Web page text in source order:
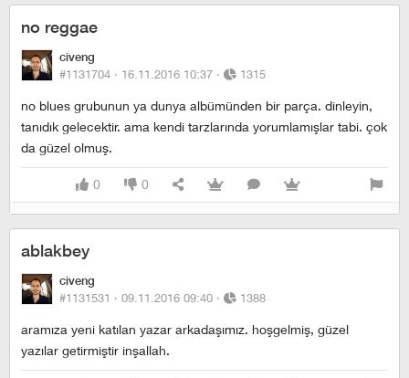
no reggae
civeng
#1131704 · 16.11.2016 10:37 · 1315
no blues grubunun ya dunya albümünden bir parça. dinleyin,
tanıdık gelecektir. ama kendi tarzlarında yorumlamışlar tabi. çok
da güzel olmuş.
0 0
ablakbey
civeng
#1131531 · 09.11.2016 09:40 · 1388
aramıza yeni katılan yazar arkadaşımız. hoşgelmiş, güzel
yazılar getirmiştir inşallah.